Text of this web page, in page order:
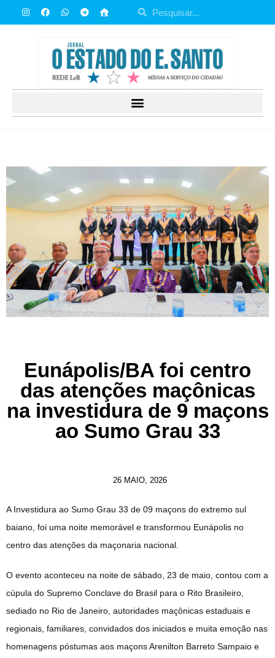
Eunápolis/BA foi centro
das atenções maçônicas
na investidura de 9 maçons
ao Sumo Grau 33
26 MAIO, 2026
A Investidura ao Sumo Grau 33 de 09 maçons do extremo sul
baiano, foi uma noite memorável e transformou Eunápolis no
centro das atenções da maçonaria nacional.
O evento aconteceu na noite de sábado, 23 de maio, contou com a
cúpula do Supremo Conclave do Brasil para o Rito Brasileiro,
sediado no Rio de Janeiro, autoridades maçônicas estaduais e
regionais, familiares, convidados dos iniciados e muita emoção nas
homenagens póstumas aos maçons Arenilton Barreto Sampaio e